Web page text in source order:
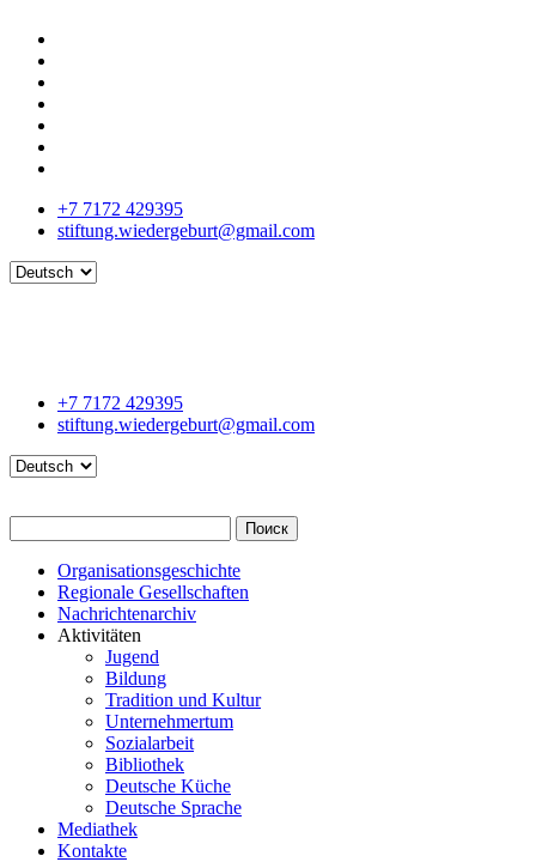
+7 7172 429395
stiftung.wiedergeburt@gmail.com
Language
+7 7172 429395
stiftung.wiedergeburt@gmail.com
Language
Поиск
Organisationsgeschichte
Regionale Gesellschaften
Nachrichtenarchiv
Aktivitäten
Jugend
Bildung
Tradition und Kultur
Unternehmertum
Sozialarbeit
Bibliothek
Deutsche Küche
Deutsche Sprache
Mediathek
Kontakte